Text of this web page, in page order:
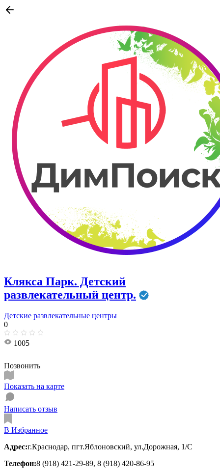
Клякса Парк. Детский
развлекательный центр.
Детские развлекательные центры
0
1005
Позвонить
Показать на карте
Написать отзыв
В Избранное
Адрес:г.Краснодар, пгт.Яблоновский, ул.Дорожная, 1/С
Телефон:8 (918) 421-29-89, 8 (918) 420-86-95